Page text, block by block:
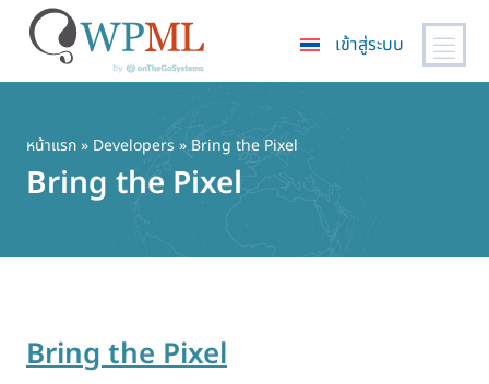
เนื้อหา
หลัก
เข้าสู่ระบบ
หน้าแรก» Developers » Bring the Pixel
Bring the Pixel
Bring the Pixel